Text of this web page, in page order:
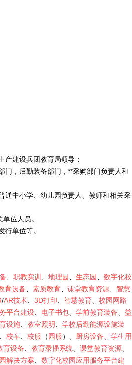
产建设兵团教育局领导；
门，后勤装备部门，**采购部门负责人和
通中小学、幼儿园负责人、教师和相关采
位人员。
行单位等。
职教实训 地理园 生态园
数字化校
育设备 素质教育 课堂教育资源
智慧
/AR技术 3D打印 智慧教育
校园网路
平台建设 电子书包 学前教育装备
益
设施 教室照明
学校后勤能源设施装
校车 校服 （ 园服）、 厨房设备
学生用
育设备 教育录播系统 课堂教育资源
解决方案
数字化校园应用服务平台建